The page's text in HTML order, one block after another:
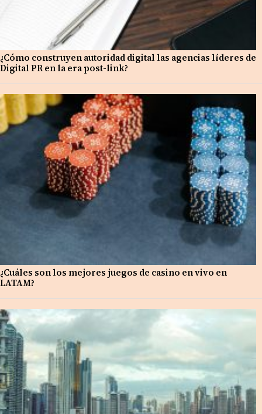
¿Cómo construyen autoridad digital las agencias líderes de
Digital PR en la era post-link?
¿Cuáles son los mejores juegos de casino en vivo en
LATAM?